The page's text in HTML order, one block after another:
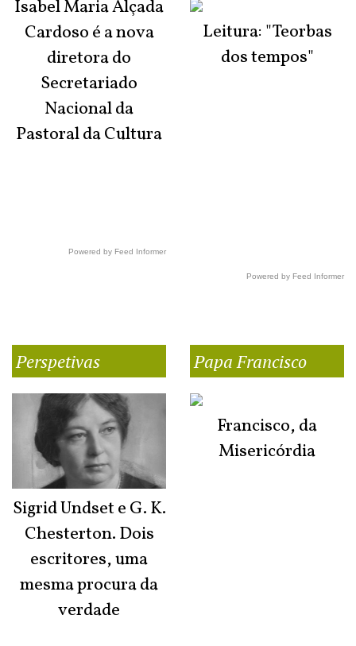
Isabel Maria Alçada
Cardoso é a nova
diretora do
Secretariado
Nacional da
Pastoral da Cultura
Powered by Feed Informer
Leitura: "Teorbas
dos tempos"
Powered by Feed Informer
Perspetivas
Sigrid Undset e G. K.
Chesterton. Dois
escritores, uma
mesma procura da
verdade
Papa Francisco
Francisco, da
Misericórdia